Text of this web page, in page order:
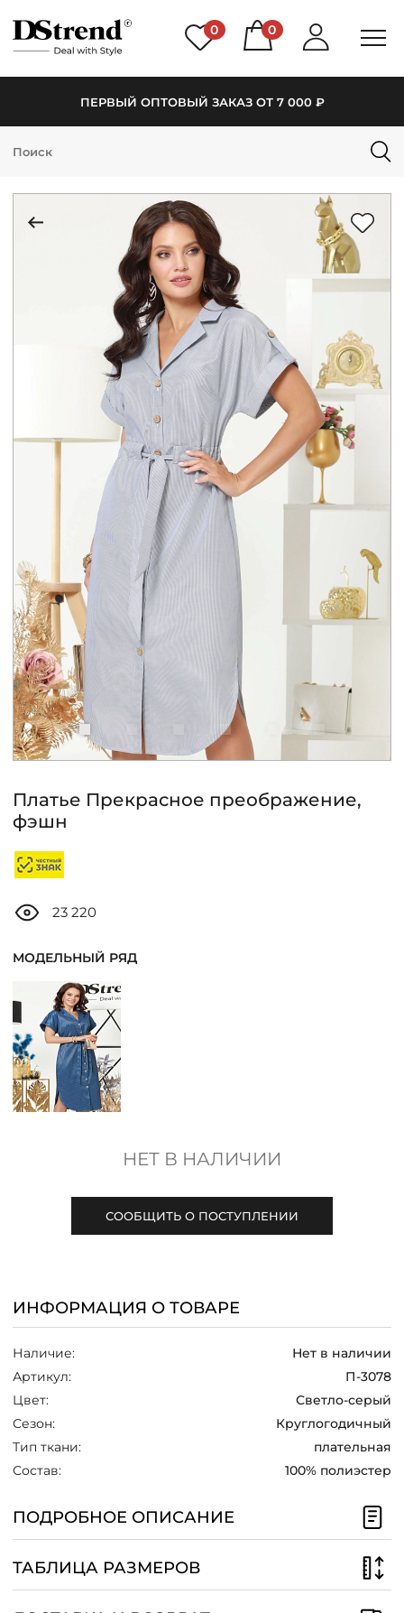
0 0
ПЕРВЫЙ ОПТОВЫЙ ЗАКАЗ ОТ 7 000 ₽
КАТАЛОГ
НОВИНКИ
РАСПРОДАЖА
КОНТАКТЫ
ЖУРНАЛ
О НАС
СКИДКИ
ЧАСТО ЗАДАВАЕМЫЕ ВОПРОСЫ
ОПТОВЫМ ПОКУПАТЕЛЯМ
РОЗНИЧНЫМ ПОКУПАТЕЛЯМ
ДОСТАВКА
ОПЛАТА
ТАБЛИЦА РАЗМЕРОВ
МОСКВА
+7 (800) 511-35-10
MANAGER@DSTREND.RU
ЗАКАЗАТЬ ЗВОНОК
/
Платье Прекрасное преображение,
фэшн
23 220
МОДЕЛЬНЫЙ РЯД
НЕТ В НАЛИЧИИ
СООБЩИТЬ О ПОСТУПЛЕНИИ
ИНФОРМАЦИЯ О ТОВАРЕ
Наличие:
Нет в наличии
Артикул:
П-3078
Цвет:
Светло-серый
Сезон:
Круглогодичный
Тип ткани:
плательная
Состав:
100% полиэстер
ПОДРОБНОЕ ОПИСАНИЕ
ТАБЛИЦА РАЗМЕРОВ